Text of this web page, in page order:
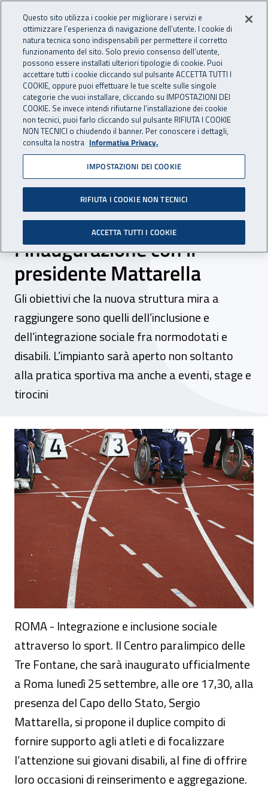
INAIL - Istituto Nazionale
Apri cerca
Navigazione principale
Navigazione - Ti trovi in:
Home Inail comunica News
18 settembre 2017
Centro paralimpico delle
“Tre Fontane”, il 25
settembre a Roma
l’inaugurazione con il
presidente Mattarella
Gli obiettivi che la nuova struttura mira a
raggiungere sono quelli dell’inclusione e
dell’integrazione sociale fra normodotati e
disabili. L’impianto sarà aperto non soltanto
alla pratica sportiva ma anche a eventi, stage e
tirocini
Centro paralimpico delle “Tre Fontane”,
ROMA - Integrazione e inclusione sociale
attraverso lo sport. Il Centro paralimpico delle
Tre Fontane, che sarà inaugurato ufficialmente
a Roma lunedì 25 settembre, alle ore 17,30, alla
presenza del Capo dello Stato, Sergio
Mattarella, si propone il duplice compito di
fornire supporto agli atleti e di focalizzare
l’attenzione sui giovani disabili, al fine di offrire
loro occasioni di reinserimento e aggregazione.
Questo sito utilizza i cookie per migliorare i servizi e
ottimizzare l’esperienza di navigazione dell’utente. I cookie di
natura tecnica sono indispensabili per permettere il corretto
funzionamento del sito. Solo previo consenso dell’utente,
possono essere installati ulteriori tipologie di cookie. Puoi
accettare tutti i cookie cliccando sul pulsante ACCETTA TUTTI I
COOKIE, oppure puoi effettuare le tue scelte sulle singole
categorie che vuoi installare, cliccando su IMPOSTAZIONI DEI
COOKIE. Se invece intendi rifiutarne l’installazione dei cookie
non tecnici, puoi farlo cliccando sul pulsante RIFIUTA I COOKIE
NON TECNICI o chiudendo il banner. Per conoscere i dettagli,
consulta la nostra Informativa Privacy.
IMPOSTAZIONI DEI COOKIE
RIFIUTA I COOKIE NON TECNICI
ACCETTA TUTTI I COOKIE